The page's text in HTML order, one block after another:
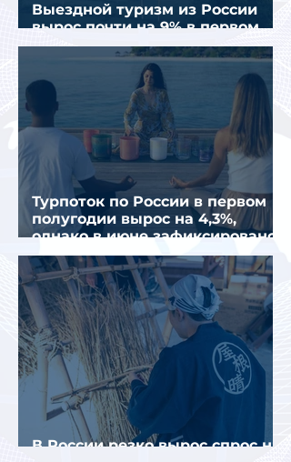
Выездной туризм из России
вырос почти на 9% в первом
полугодии 2026 года
Турпоток по России в первом
полугодии вырос на 4,3%,
однако в июне зафиксировано
снижение
В России резко вырос спрос на